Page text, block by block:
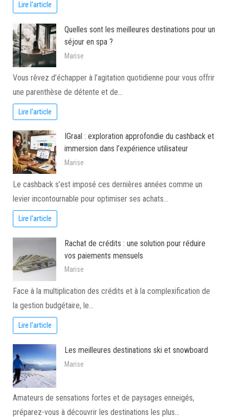
Lire l'article
Quelles sont les meilleures destinations pour un
séjour en spa ?
Marise
Vous rêvez d’échapper à l’agitation quotidienne pour vous offrir
une parenthèse de détente et de…
Lire l'article
IGraal : exploration approfondie du cashback et
immersion dans l’expérience utilisateur
Marise
Le cashback s’est imposé ces dernières années comme un
levier incontournable pour optimiser ses achats…
Lire l'article
Rachat de crédits : une solution pour réduire
vos paiements mensuels
Marise
Face à la multiplication des crédits et à la complexification de
la gestion budgétaire, le…
Lire l'article
Les meilleures destinations ski et snowboard
Marise
Amateurs de sensations fortes et de paysages enneigés,
préparez-vous à découvrir les destinations les plus…